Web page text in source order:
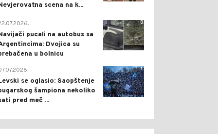
scena na k...
0
pucali na autobus sa
Dvojica su
u bolnicu
1
se oglasio: Saopštenje
šampiona nekoliko
pred meč ...